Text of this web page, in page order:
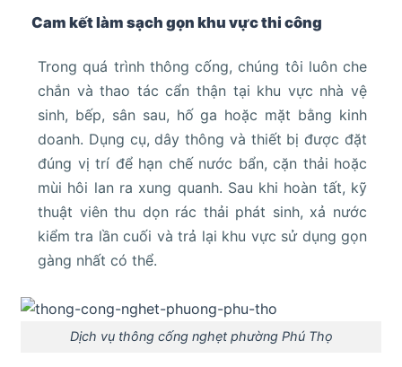
Cam kết làm sạch gọn khu vực thi công
Trong quá trình thông cống, chúng tôi luôn che
chắn và thao tác cẩn thận tại khu vực nhà vệ
sinh, bếp, sân sau, hố ga hoặc mặt bằng kinh
doanh. Dụng cụ, dây thông và thiết bị được đặt
đúng vị trí để hạn chế nước bẩn, cặn thải hoặc
mùi hôi lan ra xung quanh. Sau khi hoàn tất, kỹ
thuật viên thu dọn rác thải phát sinh, xả nước
kiểm tra lần cuối và trả lại khu vực sử dụng gọn
gàng nhất có thể.
Dịch vụ thông cống nghẹt phường Phú Thọ